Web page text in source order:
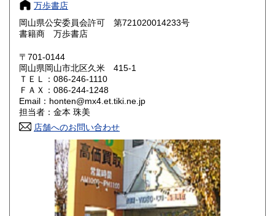
902円
滋賀県 781円
大阪府 781円
奈良県 781円
781円 島根県
781円 広島県
781円 徳島県
万歩書店
岡山県公安委員会許可 第721020014233号
書籍商 万歩書店
〒701-0144
岡山県岡山市北区久米 415-1
ＴＥＬ：086-246-1110
ＦＡＸ：086-244-1248
Email：honten@mx4.et.tiki.ne.jp
担当者：金本 珠美
店舗へのお問い合わせ